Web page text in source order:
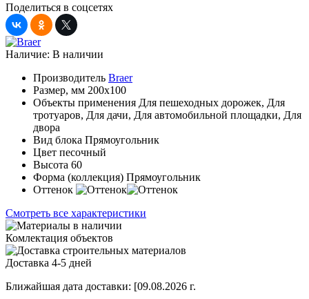
Поделиться в соцсетях
Наличие: В наличии
Производитель Braer
Размер, мм 200х100
Объекты применения Для пешеходных дорожек, Для
тротуаров, Для дачи, Для автомобильной площадки, Для
двора
Вид блока Прямоугольник
Цвет песочный
Высота 60
Форма (коллекция) Прямоугольник
Оттенок
Смотреть все характеристики
Комлектация объектов
Доставка 4-5 дней
Ближайшая дата доставки: [09.08.2026 г.